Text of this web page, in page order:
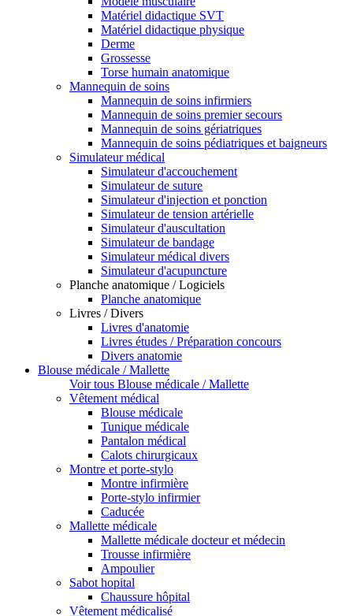
Matériel didactique SVT
Matériel didactique physique
Derme
Grossesse
Torse humain anatomique
Mannequin de soins
Mannequin de soins infirmiers
Mannequin de soins premier secours
Mannequin de soins gériatriques
Mannequin de soins pédiatriques et baigneurs
Simulateur médical
Simulateur d'accouchement
Simulateur de suture
Simulateur d'injection et ponction
Simulateur de tension artérielle
Simulateur d'auscultation
Simulateur de bandage
Simulateur médical divers
Simulateur d'acupuncture
Planche anatomique / Logiciels
Planche anatomique
Livres / Divers
Livres d'anatomie
Livres études / Préparation concours
Divers anatomie
Blouse médicale / Mallette
Voir tous Blouse médicale / Mallette
Vêtement médical
Blouse médicale
Tunique médicale
Pantalon médical
Calots chirurgicaux
Montre et porte-stylo
Montre infirmière
Porte-stylo infirmier
Caducée
Mallette médicale
Mallette médicale docteur et médecin
Trousse infirmière
Ampoulier
Sabot hopital
Chaussure hôpital
Vêtement médicalisé